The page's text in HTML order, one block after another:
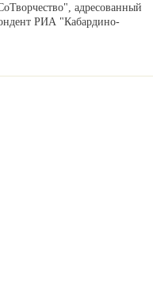
адресованный
РИА "Кабардино-